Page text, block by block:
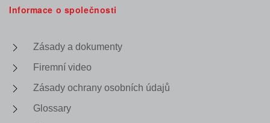
Informace o společnosti
Zásady a dokumenty
Firemní video
Zásady ochrany osobních údajů
Glossary